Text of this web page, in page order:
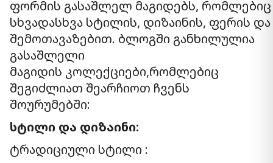
ფორმის გასაშლელ მაგიდებს,
სხვადასხვა სტილის, დიზაინის, ფერის
შემოთავაზებით. ბლოგში განხილულია
გასაშლელი
მაგიდის კოლექციები,რომლებიც
შეგიძლიათ შეარჩიოთ ჩვენს
შოურუმებში:
სტილი და დიზაინი:
ტრადიციული სტილი :